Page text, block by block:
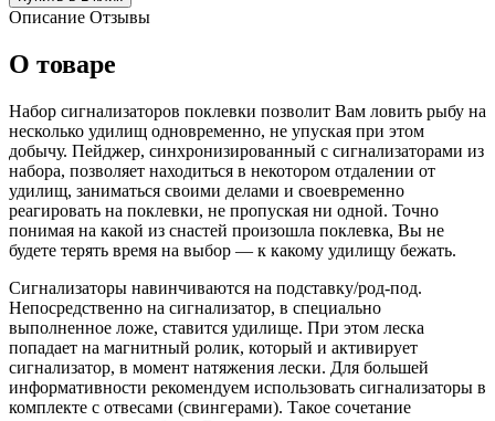
Описание Отзывы
О товаре
Набор сигнализаторов поклевки позволит Вам ловить рыбу на
несколько удилищ одновременно, не упуская при этом
добычу. Пейджер, синхронизированный с сигнализаторами из
набора, позволяет находиться в некотором отдалении от
удилищ, заниматься своими делами и своевременно
реагировать на поклевки, не пропуская ни одной. Точно
понимая на какой из снастей произошла поклевка, Вы не
будете терять время на выбор — к какому удилищу бежать.
Сигнализаторы навинчиваются на подставку/род-под.
Непосредственно на сигнализатор, в специально
выполненное ложе, ставится удилище. При этом леска
попадает на магнитный ролик, который и активирует
сигнализатор, в момент натяжения лески. Для большей
информативности рекомендуем использовать сигнализаторы в
комплекте с отвесами (свингерами). Такое сочетание